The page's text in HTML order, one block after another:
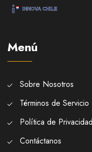
Menú
Sobre Nosotros
Términos de Servicio
Política de Privacidad
Contáctanos